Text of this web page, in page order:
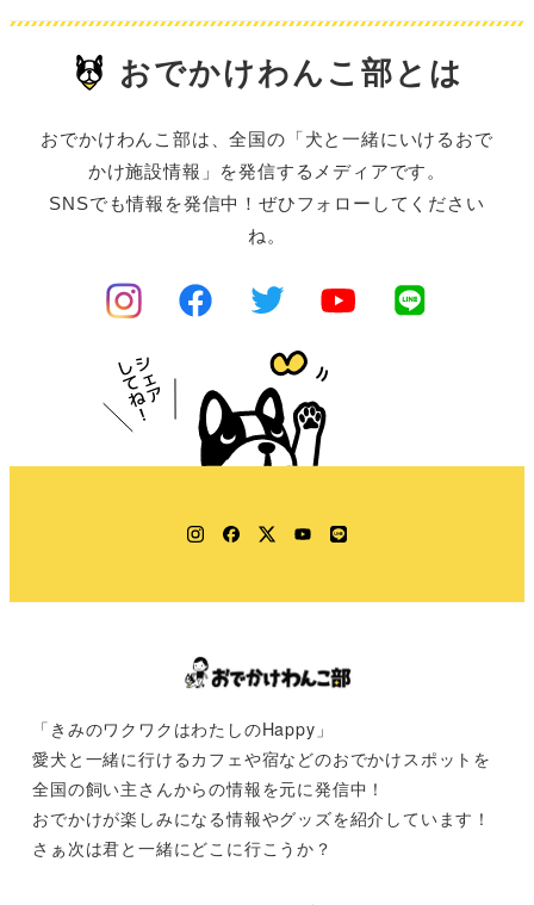
おでかけわんこ部とは
おでかけわんこ部は、全国の「犬と一緒にいけるおで
かけ施設情報」を発信するメディアです。
SNSでも情報を発信中！ぜひフォローしてください
ね。
Instagram
Facebook
TwitterYouTube
LINE
「きみのワクワクはわたしのHappy」
愛犬と一緒に行けるカフェや宿などのおでかけスポットを
全国の飼い主さんからの情報を元に発信中！
おでかけが楽しみになる情報やグッズを紹介しています！
さぁ次は君と一緒にどこに行こうか？